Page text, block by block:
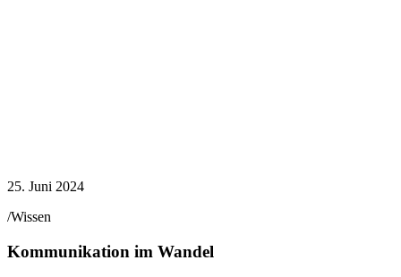
25. Juni 2024
/Wissen
Kommunikation im Wandel